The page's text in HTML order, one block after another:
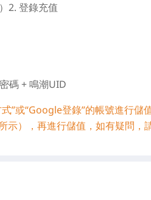
2. 登錄充值
碼 + 鳴潮UID
”或“Google登錄”的帳號進行
），再進行儲值，如有疑問，